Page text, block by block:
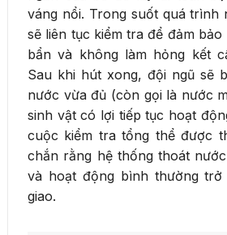
váng nổi. Trong suốt quá trình
sẽ liên tục kiểm tra để đảm
bẩn và không làm hỏng kết
Sau khi hút xong, đội ngũ sẽ
nước vừa đủ (còn gọi là nước
sinh vật có lợi tiếp tục hoạt
cuộc kiểm tra tổng thể được
chắn rằng hệ thống thoát
và hoạt động bình thường
giao.